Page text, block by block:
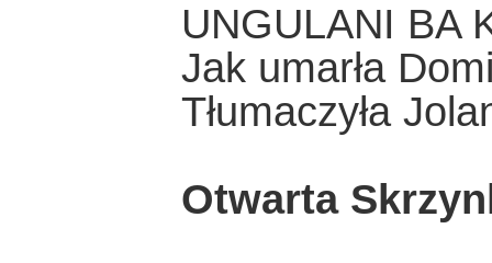
UNGULANI BA
Jak umarła
Tłumaczyła
Otwarta